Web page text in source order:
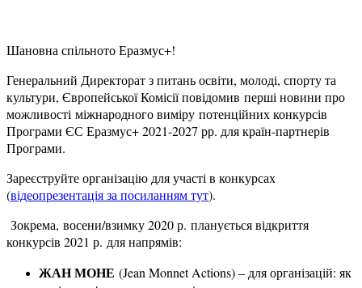
Шановна спільното Еразмус+!
Генеральний Директорат з питань освіти, молоді, спорту та
культури, Європейської Комісії повідомив перші новини про
можливості міжнародного виміру потенційних конкурсів
Програми ЄС Еразмус+ 2021-2027 рр. для країн-партнерів
Програми.
Зареєструйте організацію для участі в конкурсах
(відеопрезентація за посиланням тут).
Зокрема, восени/взимку 2020 р. планується відкриття
конкурсів 2021 р. для напрямів:
ЖАН МОНЕ (Jean Monnet Actions) – для організацій: як